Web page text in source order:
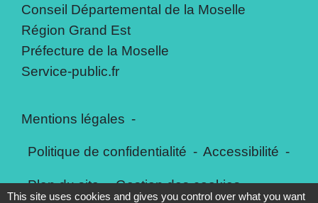
Conseil Départemental de la Moselle
Région Grand Est
Préfecture de la Moselle
Service-public.fr
Mentions légales -
Politique de confidentialité - Accessibilité -
Plan du site - Gestion des cookies
This site uses cookies and gives you control over what you want